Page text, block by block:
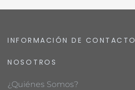
INFORMACIÓN DE CONTACTO
NOSOTROS
¿Quiénes Somos?